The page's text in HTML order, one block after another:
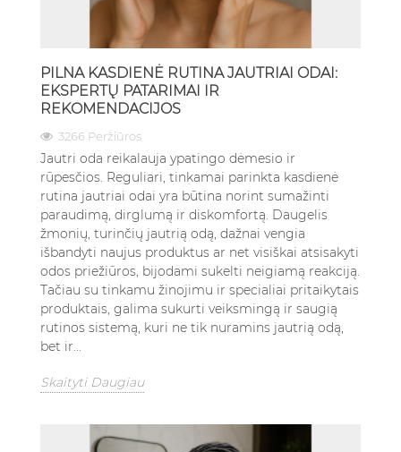
PILNA KASDIENĖ RUTINA JAUTRIAI ODAI:
EKSPERTŲ PATARIMAI IR
REKOMENDACIJOS
3266 Peržiūros
Jautri oda reikalauja ypatingo dėmesio ir
rūpesčios. Reguliari, tinkamai parinkta kasdienė
rutina jautriai odai yra būtina norint sumažinti
paraudimą, dirglumą ir diskomfortą. Daugelis
žmonių, turinčių jautrią odą, dažnai vengia
išbandyti naujus produktus ar net visiškai atsisakyti
odos priežiūros, bijodami sukelti neigiamą reakciją.
Tačiau su tinkamu žinojimu ir specialiai pritaikytais
produktais, galima sukurti veiksmingą ir saugią
rutinos sistemą, kuri ne tik nuramins jautrią odą,
bet ir...
Skaityti Daugiau